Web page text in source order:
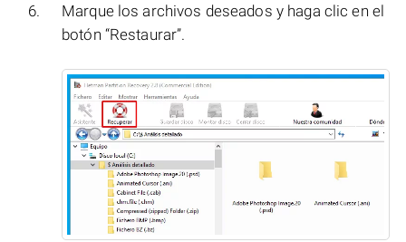
Marque los archivos deseados y haga clic en el
botón “Restaurar”.